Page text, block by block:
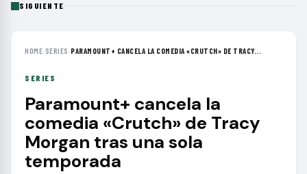
SIGUIENTE
HOME› SERIES ›PARAMOUNT+ CANCELA LA COMEDIA «CRUTCH» DE TRACY...
SERIES
Paramount+ cancela la
comedia «Crutch» de Tracy
Morgan tras una sola
temporada